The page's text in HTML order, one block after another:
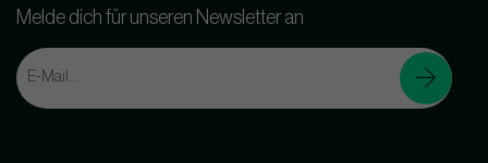
Melde dich für unseren Newsletter an